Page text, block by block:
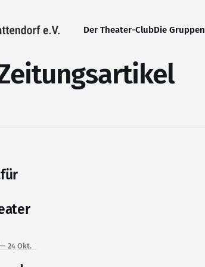
Der Theater-ClubDie Gruppen
24 Okt.